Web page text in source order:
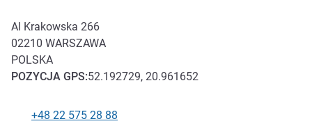
Al Krakowska 266
02210 WARSZAWA
POLSKA
POZYCJA GPS:52.192729, 20.961652
Telefon
+48 22 575 28 88